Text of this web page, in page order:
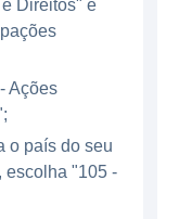
Brasil. A
Direitos" e
Ações
o país do seu
escolha "105 -